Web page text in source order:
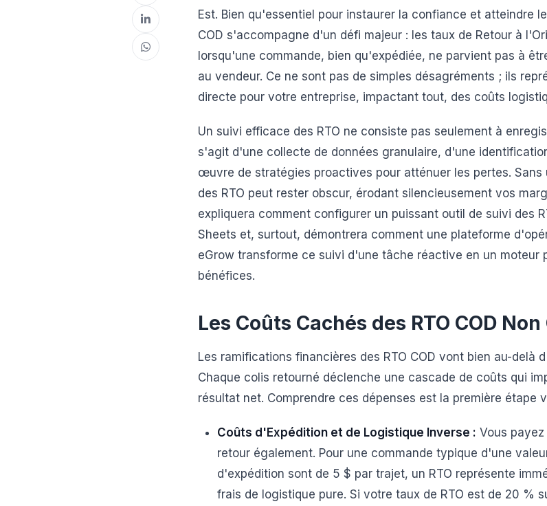
Est. Bien qu'essentiel pour instaurer la confiance et atteindre
COD s'accompagne d'un défi majeur : les taux de Retour à
lorsqu'une commande, bien qu'expédiée, ne parvient pas à
au vendeur. Ce ne sont pas de simples désagréments ; ils
directe pour votre entreprise, impactant tout, des coûts
Un suivi efficace des RTO ne consiste pas seulement à
s'agit d'une collecte de données granulaire, d'une
œuvre de stratégies proactives pour atténuer les pertes. Sans
des RTO peut rester obscur, érodant silencieusement vos
expliquera comment configurer un puissant outil de suivi des
Sheets et, surtout, démontrera comment une plateforme
eGrow transforme ce suivi d'une tâche réactive en un moteur
bénéfices.
Les Coûts Cachés des RTO COD Non
Les ramifications financières des RTO COD vont bien au-delà
Chaque colis retourné déclenche une cascade de coûts qui
résultat net. Comprendre ces dépenses est la première étape
Coûts d'Expédition et de Logistique Inverse : Vous
retour également. Pour une commande typique d'une
d'expédition sont de 5 $ par trajet, un RTO représente
frais de logistique pure. Si votre taux de RTO est de 20 %